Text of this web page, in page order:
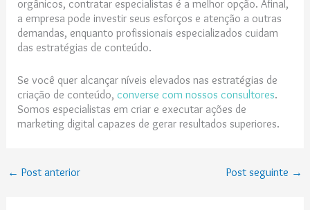
orgânicos, contratar especialistas é a melhor opção. Afinal,
a empresa pode investir seus esforços e atenção a outras
demandas, enquanto profissionais especializados cuidam
das estratégias de conteúdo.
Se você quer alcançar níveis elevados nas estratégias de
criação de conteúdo,converse com nossos consultores.
Somos especialistas em criar e executar ações de
marketing digital capazes de gerar resultados superiores.
← Post anterior Post seguinte →